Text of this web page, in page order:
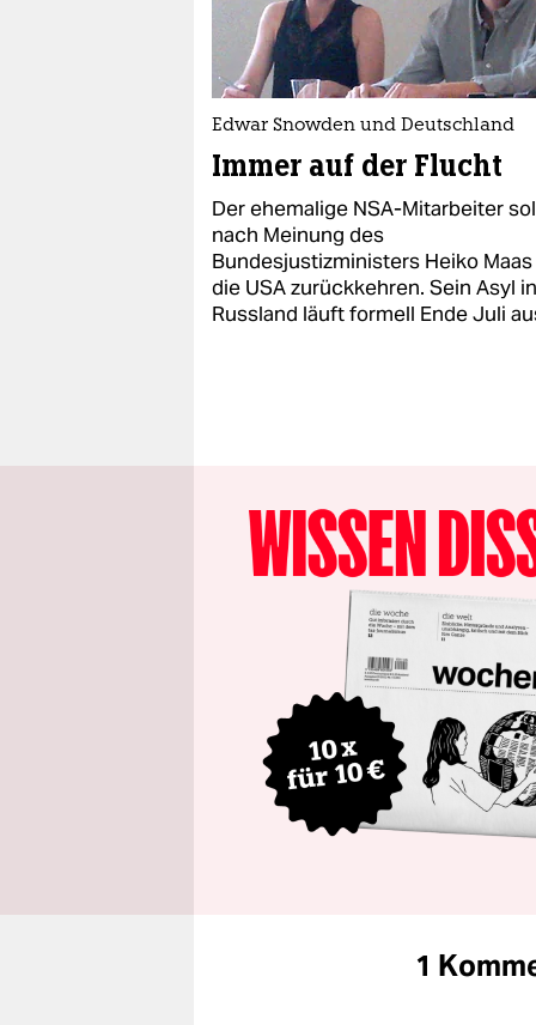
Edwar Snowden und Deutschland
Immer auf der Flucht
Der ehemalige NSA-Mitarbeiter
nach Meinung des
Bundesjustizministers Heiko Maas
die USA zurückkehren. Sein Asyl in
Russland läuft formell Ende Juli
1